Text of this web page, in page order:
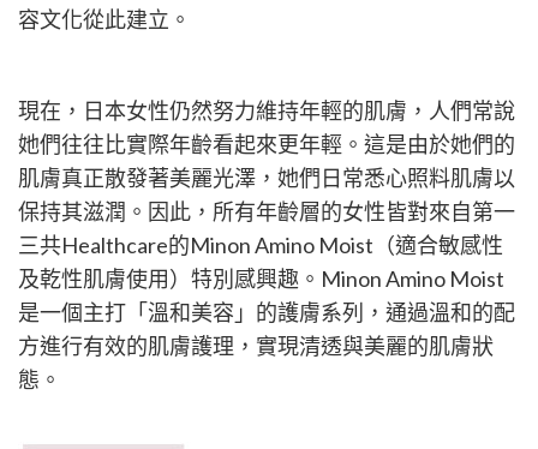
容文化從此建立。
現在，日本女性仍然努力維持年輕的肌膚，人們常說
她們往往比實際年齡看起來更年輕。這是由於她們的
肌膚真正散發著美麗光澤，她們日常悉心照料肌膚以
保持其滋潤。因此，所有年齡層的女性皆對來自第一
三共Healthcare的Minon Amino Moist（適合敏感性
及乾性肌膚使用）特別感興趣。Minon Amino Moist
是一個主打「溫和美容」的護膚系列，通過溫和的配
方進行有效的肌膚護理，實現清透與美麗的肌膚狀
態。